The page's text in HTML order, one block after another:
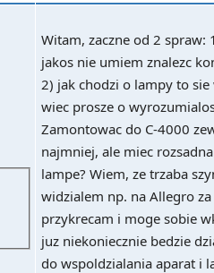
Witam, zaczne od 2
jakos nie umiem znalezc
2) jak chodzi o lampy to
wiec prosze o
Zamontowac do C-4000
najmniej, ale miec
lampe? Wiem, ze trzaba
widzialem np. na Allegro
przykrecam i moge sobie
juz niekoniecznie bedzie
do wspoldzialania aparat i